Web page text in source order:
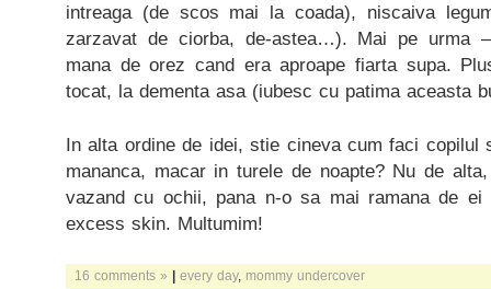
intreaga (de scos mai la coada), niscaiva
zarzavat de ciorba, de-astea…). Mai pe urma
mana de orez cand era aproape fiarta supa.
tocat, la dementa asa (iubesc cu patima aceasta
In alta ordine de idei, stie cineva cum faci copilul
mananca, macar in turele de noapte? Nu de
vazand cu ochii, pana n-o sa mai ramana de
excess skin. Multumim!
16 comments » | every day, mommy undercover